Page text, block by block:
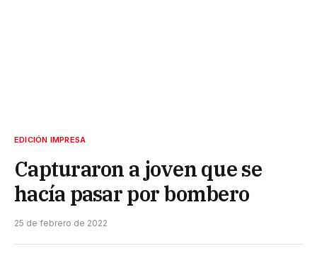
EDICIÓN IMPRESA
Capturaron a joven que se
hacía pasar por bombero
25 de febrero de 2022